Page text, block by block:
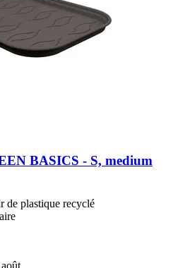
BASICS -​ S, medium
de plastique recyclé